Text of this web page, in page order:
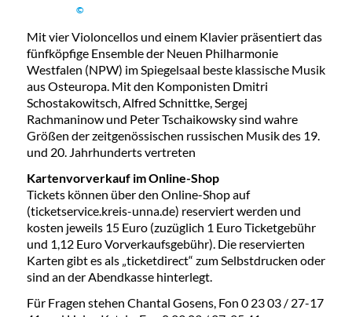
©
Mit vier Violoncellos und einem Klavier präsentiert das
fünfköpfige Ensemble der Neuen Philharmonie
Westfalen (NPW) im Spiegelsaal beste klassische Musik
aus Osteuropa. Mit den Komponisten Dmitri
Schostakowitsch, Alfred Schnittke, Sergej
Rachmaninow und Peter Tschaikowsky sind wahre
Größen der zeitgenössischen russischen Musik des 19.
und 20. Jahrhunderts vertreten
Kartenvorverkauf im Online-Shop
Tickets können über den Online-Shop auf
(ticketservice.kreis-unna.de) reserviert werden und
kosten jeweils 15 Euro (zuzüglich 1 Euro Ticketgebühr
und 1,12 Euro Vorverkaufsgebühr). Die reservierten
Karten gibt es als „ticketdirect“ zum Selbstdrucken oder
sind an der Abendkasse hinterlegt.
Für Fragen stehen Chantal Gosens, Fon 0 23 03 / 27-17